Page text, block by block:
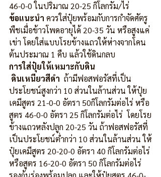
46-0-0 ในปริมาณ 20-25 กิโลกรัม/ไร่
ข้อแนะนำ ควรใส่ปุ๋ยพร้อมกับการกำจัดศัตรู
พืชเมื่อข้าวโพดอายุได้ 20-35 วัน หรือสูงแค่
เข่า โดยใส่แบบโรยข้างแถวให้ห่างจากโคน
ต้นประมาณ 1 คืบ แล้วใช้ดินกลบ
การใส่ปุ๋ยให้เหมาะกับดิน
ดินเหนียวสีดำ
  ถ้ามีฟอสฟอรัสที่เป็น
ประโยชน์สูงกว่า 10 ส่วนในล้านส่วน ให้ปุ๋ย
เคมีสูตร 21-0-0 อัตรา 50กิโลกรัมต่อไร่ หรือ
สูตร 46-0-0 อัตรา 25 กิโลกรัมต่อไร่  โดยโรย
ข้างแถวหลังปลูก 20-25 วัน ถ้าฟอสฟอรัสที่
เป็นประโยชน์ต่ำกว่า 10 ส่วนในล้านส่วน ให้
ปุ๋ยเคมีสูตร 20-20-0 อัตรา 40 กิโลกรัมต่อไร่
หรือสูตร 16-20-0 อัตรา 50 กิโลกรัมต่อไร่